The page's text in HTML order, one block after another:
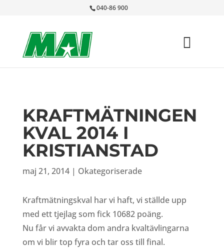
040-86 900
KRAFTMÄTNINGEN
KVAL 2014 I
KRISTIANSTAD
maj 21, 2014| Okategoriserade
Kraftmätningskval har vi haft, vi ställde upp
med ett tjejlag som fick 10682 poäng.
Nu får vi avvakta dom andra kvaltävlingarna
om vi blir top fyra och tar oss till final.